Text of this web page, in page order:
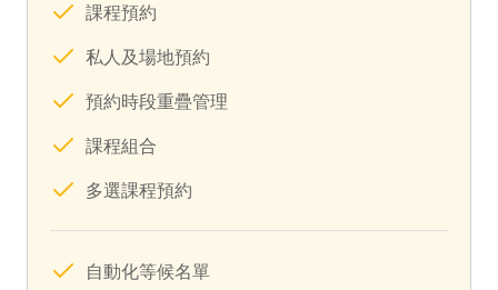
課程預約
私人及場地預約
預約時段重疊管理
課程組合
多選課程預約
自動化等候名單